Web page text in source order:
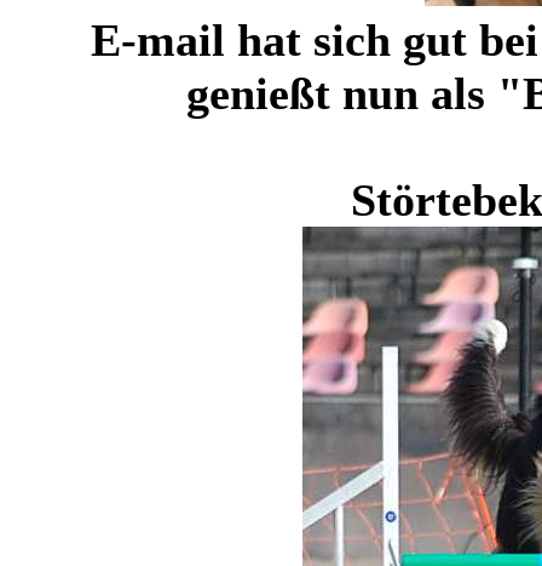
E-mail hat sich gut
genießt nun als